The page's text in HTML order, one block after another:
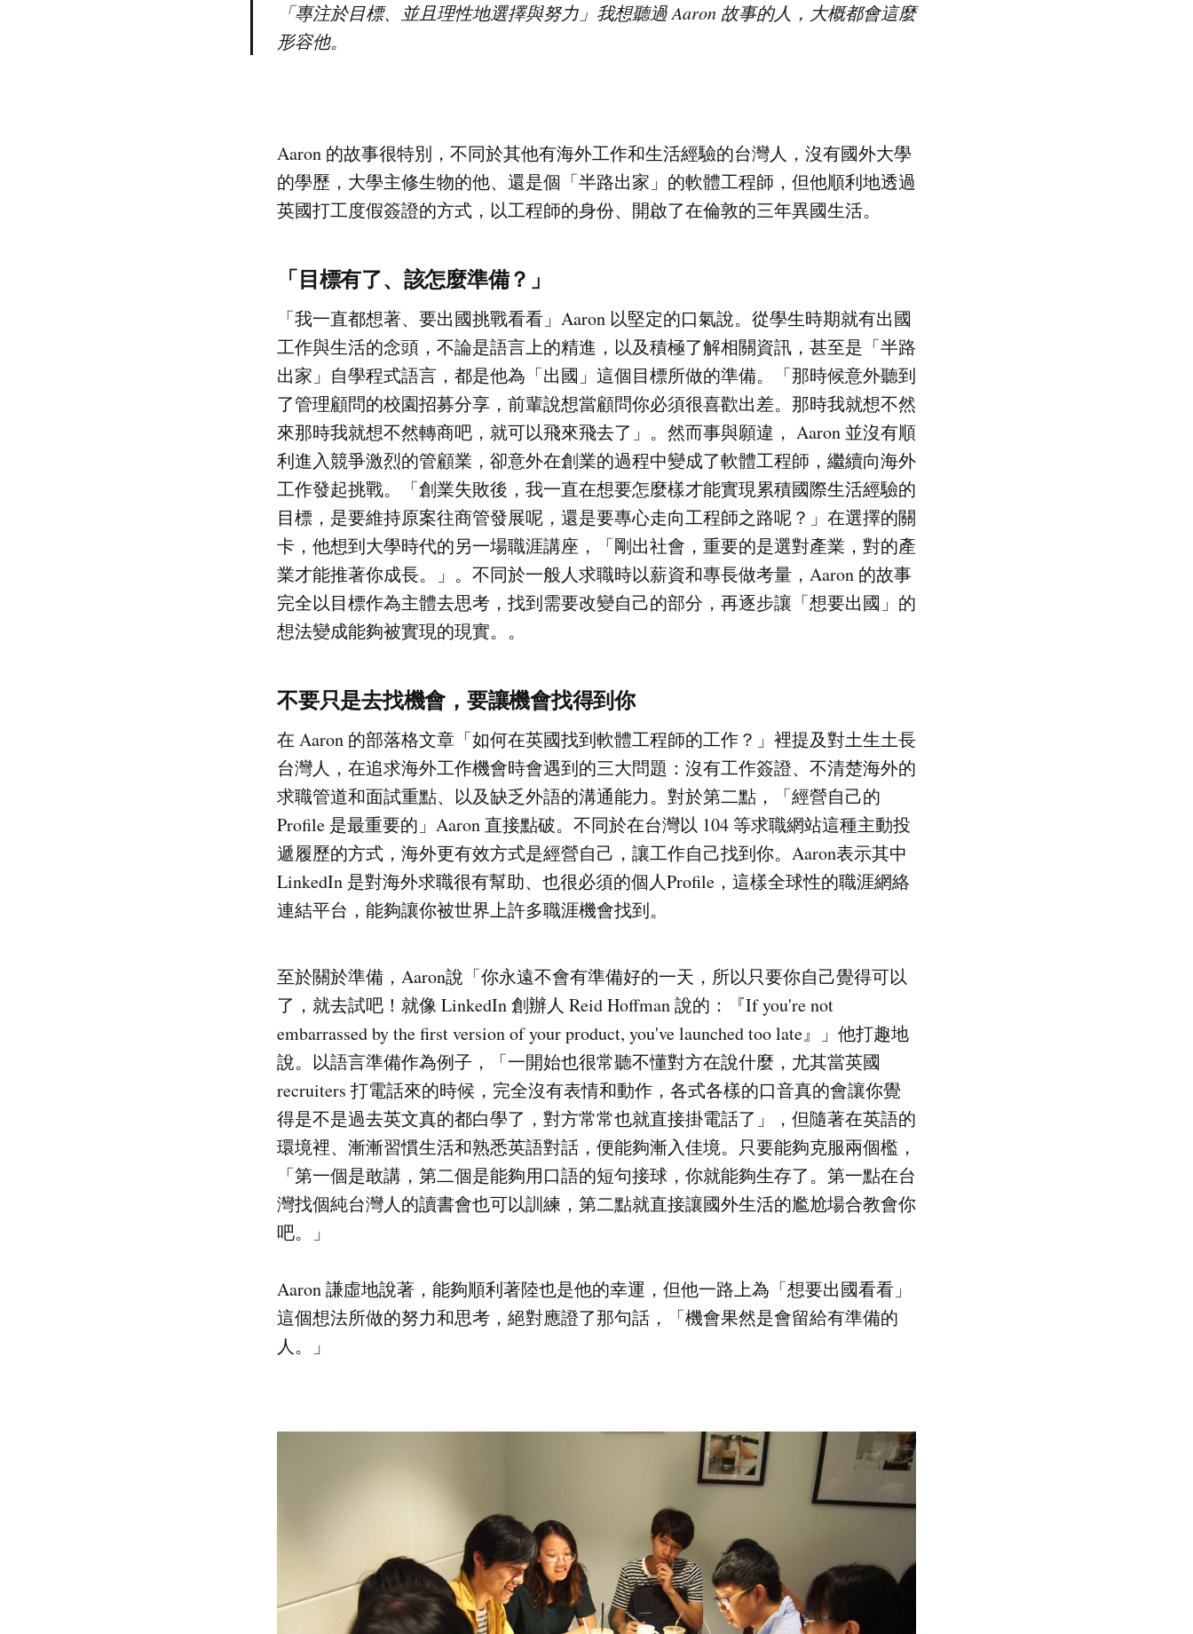
「專注於目標、並且理性地選擇與努力」我想聽過 Aaron 故事的人，大概都會這麼
形容他。
Aaron 的故事很特別，不同於其他有海外工作和生活經驗的台灣人，沒有國外大學
的學歷，大學主修生物的他、還是個「半路出家」的軟體工程師，但他順利地透過
英國打工度假簽證的方式，以工程師的身份、開啟了在倫敦的三年異國生活。
「目標有了、該怎麼準備？」
「我一直都想著、要出國挑戰看看」Aaron 以堅定的口氣說。從學生時期就有出國
工作與生活的念頭，不論是語言上的精進，以及積極了解相關資訊，甚至是「半路
出家」自學程式語言，都是他為「出國」這個目標所做的準備。「那時候意外聽到
了管理顧問的校園招募分享，前輩說想當顧問你必須很喜歡出差。那時我就想不然
來那時我就想不然轉商吧，就可以飛來飛去了」。然而事與願違， Aaron 並沒有順
利進入競爭激烈的管顧業，卻意外在創業的過程中變成了軟體工程師，繼續向海外
工作發起挑戰。「創業失敗後，我一直在想要怎麼樣才能實現累積國際生活經驗的
目標，是要維持原案往商管發展呢，還是要專心走向工程師之路呢？」在選擇的關
卡，他想到大學時代的另一場職涯講座，「剛出社會，重要的是選對產業，對的產
業才能推著你成長。」。不同於一般人求職時以薪資和專長做考量，Aaron 的故事
完全以目標作為主體去思考，找到需要改變自己的部分，再逐步讓「想要出國」的
想法變成能夠被實現的現實。。
不要只是去找機會，要讓機會找得到你
在 Aaron 的部落格文章「如何在英國找到軟體工程師的工作？」裡提及對土生土長
台灣人，在追求海外工作機會時會遇到的三大問題：沒有工作簽證、不清楚海外的
求職管道和面試重點、以及缺乏外語的溝通能力。對於第二點，「經營自己的
Profile 是最重要的」Aaron 直接點破。不同於在台灣以 104 等求職網站這種主動投
遞履歷的方式，海外更有效方式是經營自己，讓工作自己找到你。Aaron表示其中
LinkedIn 是對海外求職很有幫助、也很必須的個人Profile，這樣全球性的職涯網絡
連結平台，能夠讓你被世界上許多職涯機會找到。
至於關於準備，Aaron說「你永遠不會有準備好的一天，所以只要你自己覺得可以
了，就去試吧！就像 LinkedIn 創辦人 Reid Hoffman 說的：『If you're not
embarrassed by the first version of your product, you've launched too late』」他打趣地
說。以語言準備作為例子，「一開始也很常聽不懂對方在說什麼，尤其當英國
recruiters 打電話來的時候，完全沒有表情和動作，各式各樣的口音真的會讓你覺
得是不是過去英文真的都白學了，對方常常也就直接掛電話了」，但隨著在英語的
環境裡、漸漸習慣生活和熟悉英語對話，便能夠漸入佳境。只要能夠克服兩個檻，
「第一個是敢講，第二個是能夠用口語的短句接球，你就能夠生存了。第一點在台
灣找個純台灣人的讀書會也可以訓練，第二點就直接讓國外生活的尷尬場合教會你
吧。」
Aaron 謙虛地說著，能夠順利著陸也是他的幸運，但他一路上為「想要出國看看」
這個想法所做的努力和思考，絕對應證了那句話，「機會果然是會留給有準備的
人。」